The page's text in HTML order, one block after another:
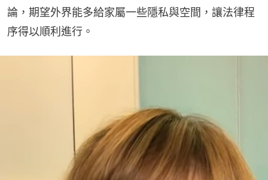
論，期望外界能多給家屬一些隱私與空間，讓法律程
序得以順利進行。